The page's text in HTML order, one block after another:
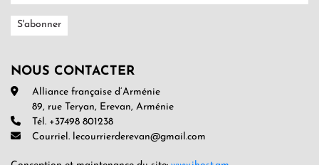
NOUS CONTACTER
Alliance française d’Arménie
89, rue Teryan, Erevan, Arménie
Tél. +37498 801238
Courriel. lecourrierderevan@gmail.com